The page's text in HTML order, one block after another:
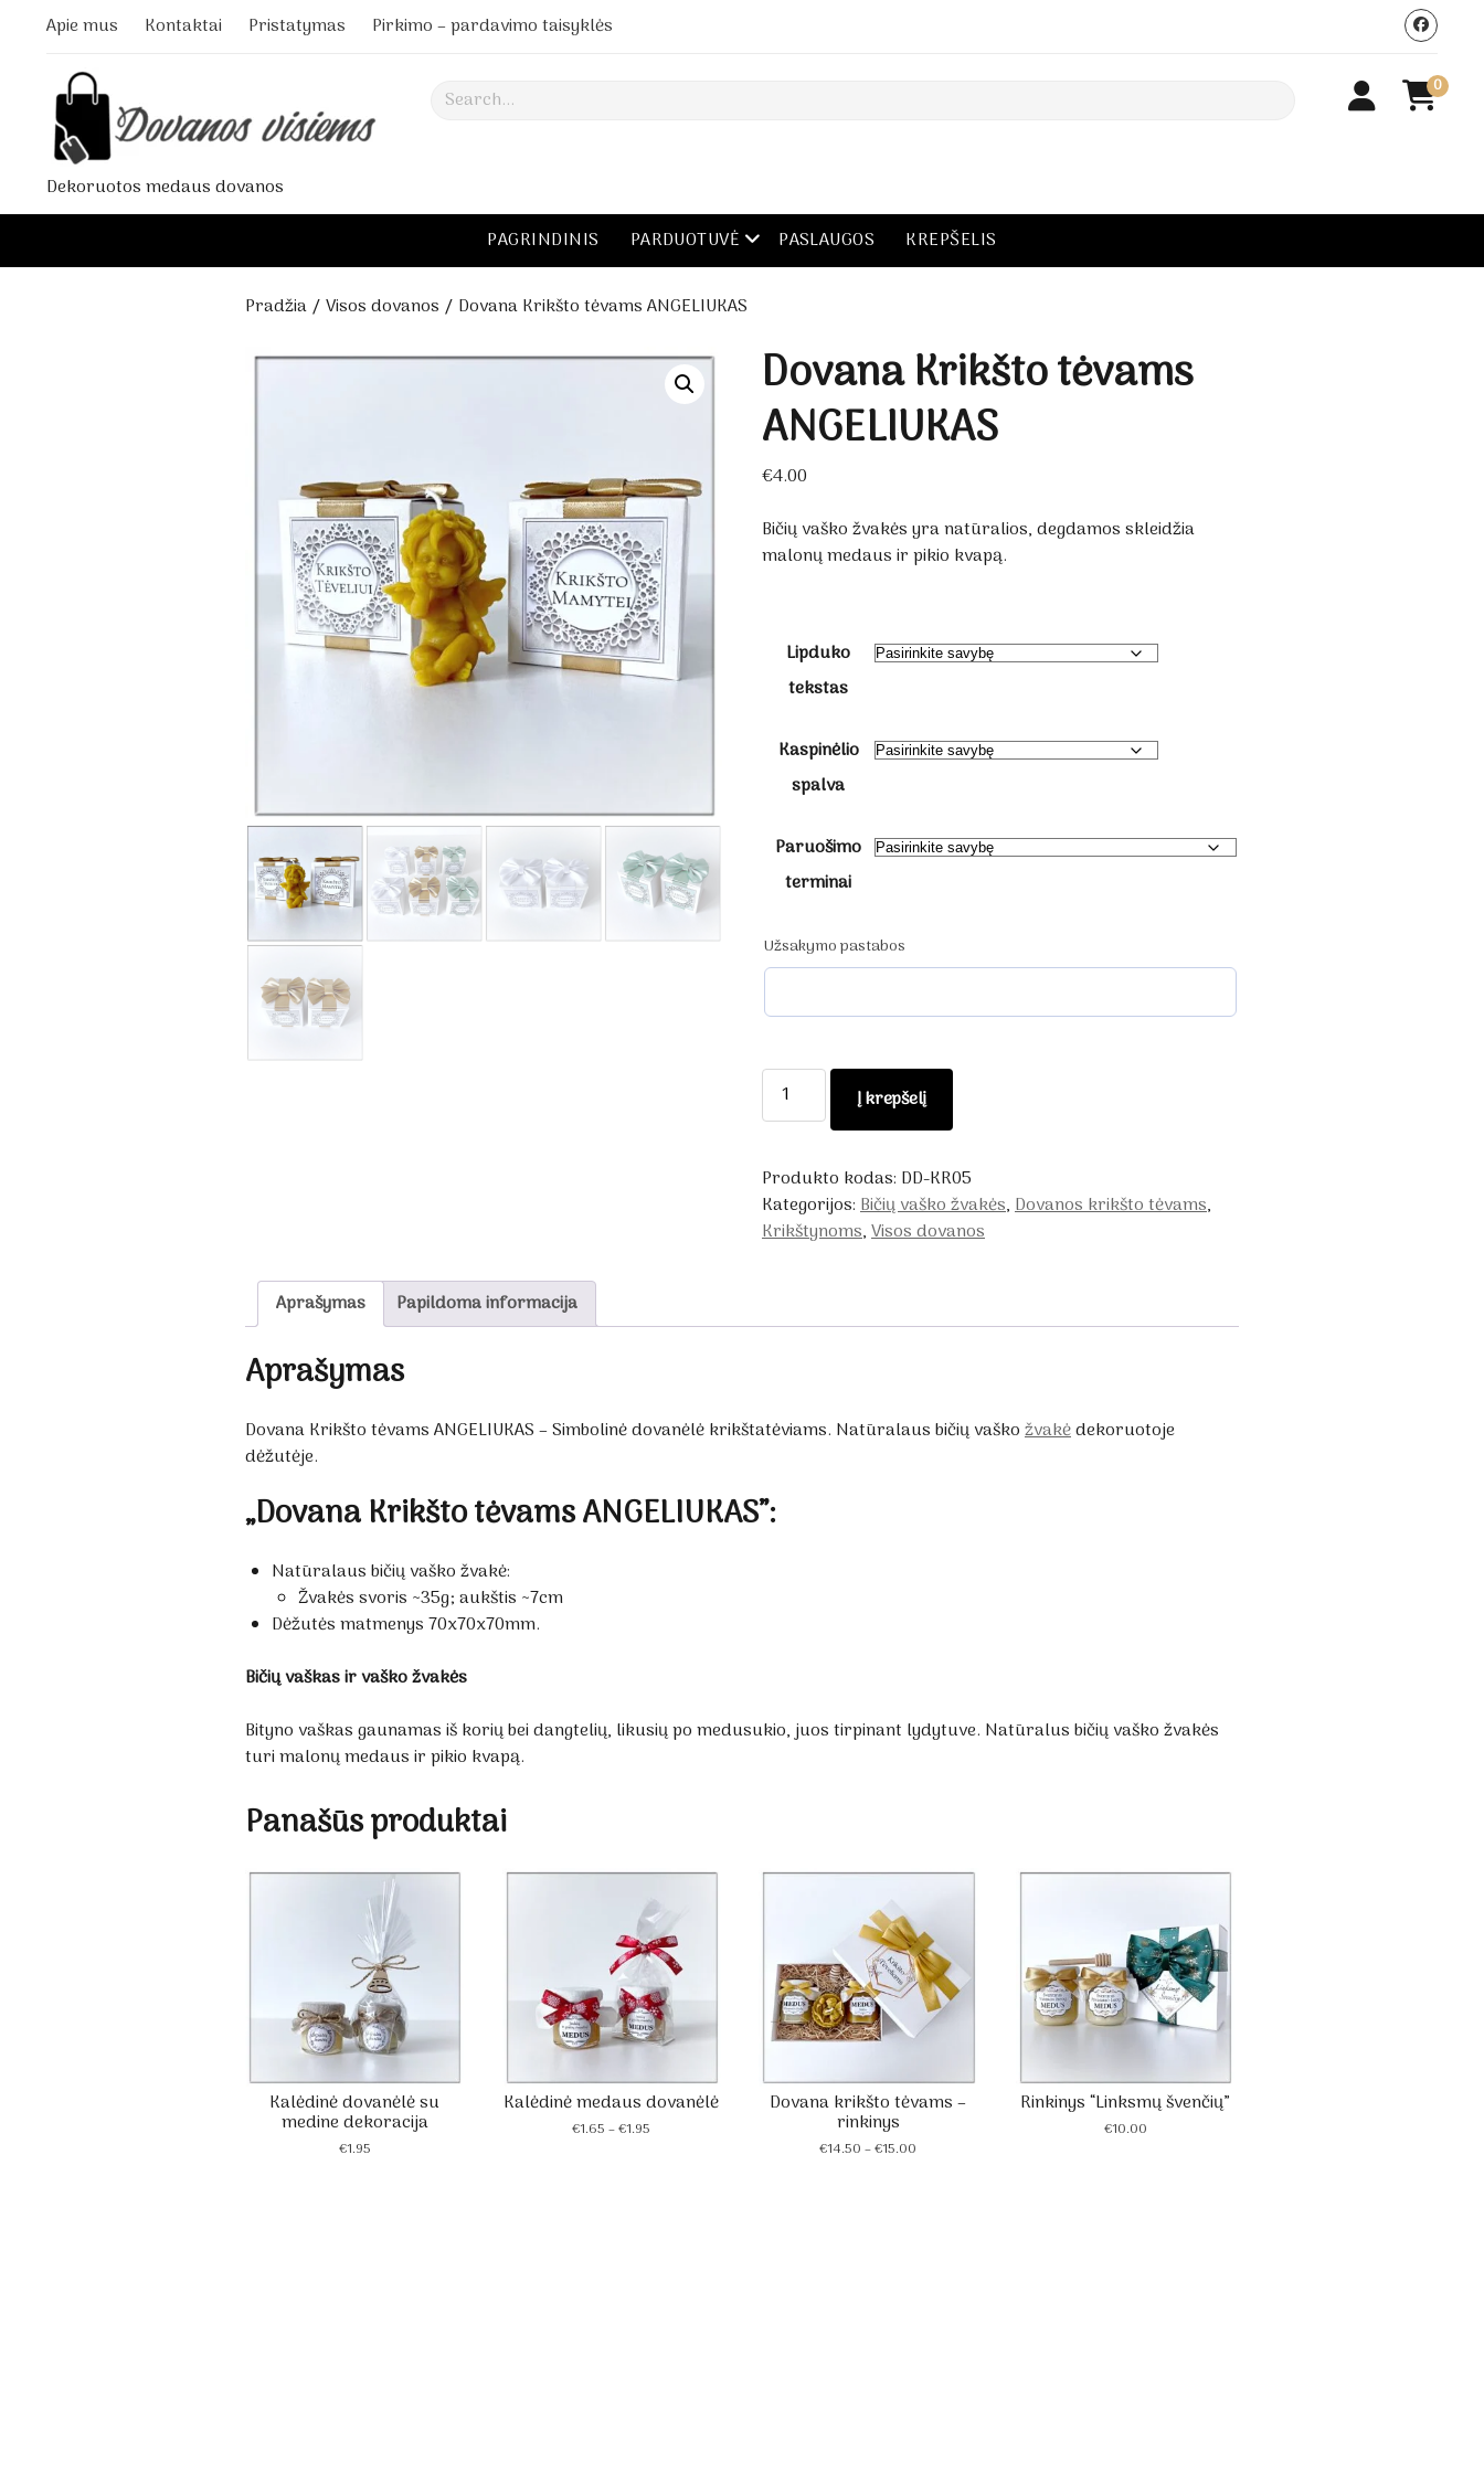
Apie mus Kontaktai Pristatymas Pirkimo – pardavimo taisyklės
Dekoruotos medaus dovanos
Search 0
PAGRINDINIS PARDUOTUVĖ open menu
PASLAUGOS KREPŠELIS
Pradžia/Visos dovanos / Dovana Krikšto tėvams ANGELIUKAS
Dovana Krikšto tėvams
ANGELIUKAS
€4.00
Bičių vaško žvakės yra natūralios, degdamos skleidžia
malonų medaus ir pikio kvapą.
Lipduko
tekstas
Kaspinėlio
spalva
Paruošimo
terminai
Užsakymo pastabos
produkto
kiekis:
tėvams
ANGELIUKAS
Į krepšelį
Produkto kodas: DD-KR05
Kategorijos:Bičių vaško žvakės,Dovanos krikšto tėvams,
Krikštynoms,Visos dovanos
Aprašymas Papildoma informacija
Aprašymas
Dovana Krikšto tėvams ANGELIUKAS – Simbolinė dovanėlė krikštatėviams. Natūralaus bičių vaškožvakėdekoruotoje
dėžutėje.
„Dovana Krikšto tėvams ANGELIUKAS”:
Natūralaus bičių vaško žvakė:
Žvakės svoris ~35g; aukštis ~7cm
Dėžutės matmenys 70x70x70mm.
Bičių vaškas ir vaško žvakės
Bityno vaškas gaunamas iš korių bei dangtelių, likusių po medusukio, juos tirpinant lydytuve. Natūralus bičių vaško žvakės
turi malonų medaus ir pikio kvapą.
Panašūs produktai
Kalėdinė dovanėlė su
medine dekoracija
€1.95
Kalėdinė medaus dovanėlė
€1.65 –€1.95
Dovana krikšto tėvams –
rinkinys
€14.50 –€15.00
Rinkinys “Linksmų švenčių”
€10.00